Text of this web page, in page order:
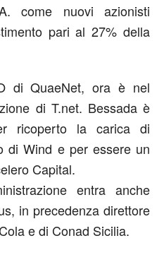
come nuovi azionisti
pari al 27% della
di QuaeNet, ora è nel
di T.net. Bessada è
ricoperto la carica di
di Wind e per essere un
Capital.
entra anche
in precedenza direttore
e di Conad Sicilia.